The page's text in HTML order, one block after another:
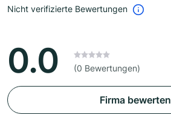
Nicht verifizierte Bewertungen
0.0 (0 Bewertungen)
Firma bewerten